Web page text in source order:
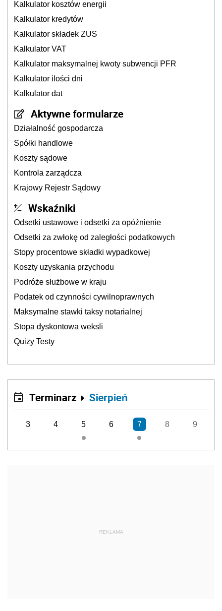
Kalkulator kosztów energii
Kalkulator kredytów
Kalkulator składek ZUS
Kalkulator VAT
Kalkulator maksymalnej kwoty subwencji PFR
Kalkulator ilości dni
Kalkulator dat
Aktywne formularze
Działalność gospodarcza
Spółki handlowe
Koszty sądowe
Kontrola zarządcza
Krajowy Rejestr Sądowy
Wskaźniki
Odsetki ustawowe i odsetki za opóźnienie
Odsetki za zwłokę od zaległości podatkowych
Stopy procentowe składki wypadkowej
Koszty uzyskania przychodu
Podróże służbowe w kraju
Podatek od czynności cywilnoprawnych
Maksymalne stawki taksy notarialnej
Stopa dyskontowa weksli
Quizy Testy
Terminarz Sierpień
3 4 5 6 7 8 9
REKLAMA